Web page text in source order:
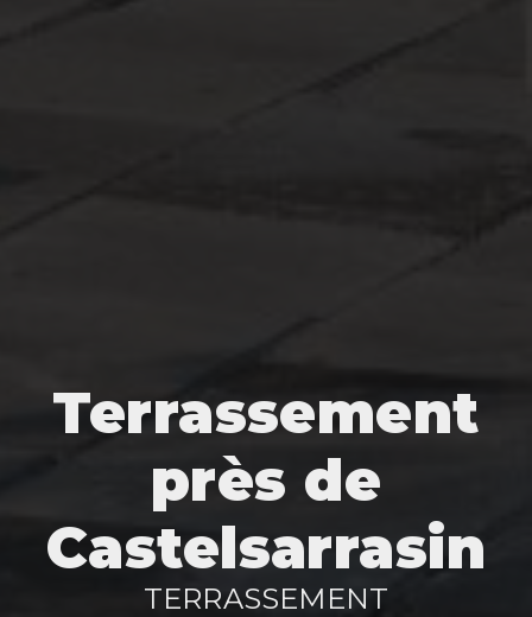
Terrassement
près de
Castelsarrasin
TERRASSEMENT